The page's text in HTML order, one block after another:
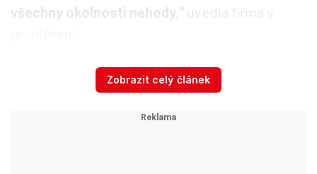
všechny okolnosti nehody,“ uvedla firma v
Na možnost tragédie v průlivu u Splitu
Chorvatské veřejnoprávní
Zobrazit celý článek